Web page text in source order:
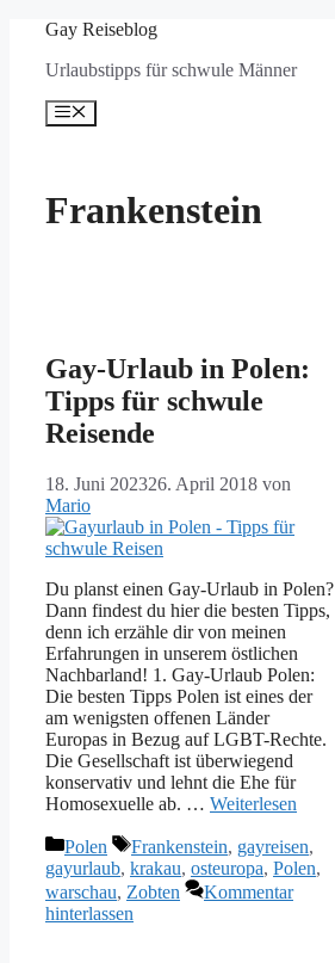
springen
Gay Reiseblog
Urlaubstipps für schwule Männer
Menü
Frankenstein
Gay-Urlaub in Polen:
Tipps für schwule
Reisende
18. Juni 202326. April 2018 von
Mario
Du planst einen Gay-Urlaub in Polen?
Dann findest du hier die besten Tipps,
denn ich erzähle dir von meinen
Erfahrungen in unserem östlichen
Nachbarland! 1. Gay-Urlaub Polen:
Die besten Tipps Polen ist eines der
am wenigsten offenen Länder
Europas in Bezug auf LGBT-Rechte.
Die Gesellschaft ist überwiegend
konservativ und lehnt die Ehe für
Homosexuelle ab. … Weiterlesen
Kategorien
Polen Schlagwörter
Frankenstein, gayreisen,
gayurlaub, krakau, osteuropa, Polen,
warschau, Zobten
Kommentar
hinterlassen